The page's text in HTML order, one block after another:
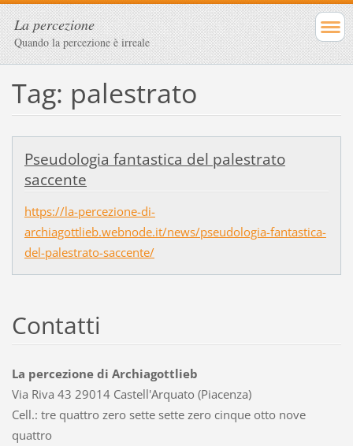
La percezione
Quando la percezione è irreale
Tag: palestrato
Pseudologia fantastica del palestrato
saccente
https://la-percezione-di-
archiagottlieb.webnode.it/news/pseudologia-fantastica-
del-palestrato-saccente/
Contatti
La percezione di Archiagottlieb
Via Riva 43 29014 Castell'Arquato (Piacenza)
Cell.: tre quattro zero sette sette zero cinque otto nove
quattro